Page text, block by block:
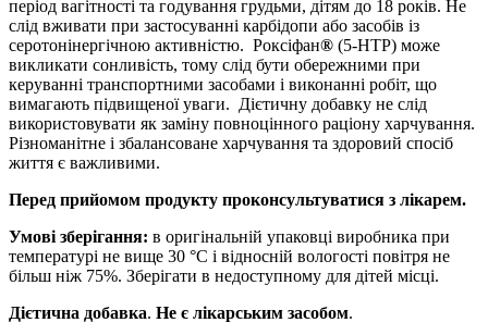
період вагітності та годування грудьми, дітям до 18 років. Не
слід вживати при застосуванні карбідопи або засобів із
серотонінергічною активністю. Роксіфан® (5-НТР) може
викликати сонливість, тому слід бути обережними при
керуванні транспортними засобами і виконанні робіт, що
вимагають підвищеної уваги. Дієтичну добавку не слід
використовувати як заміну повноцінного раціону харчування.
Різноманітне і збалансоване харчування та здоровий спосіб
життя є важливими.
Перед прийомом продукту проконсультуватися з лікарем.
Умові зберігання: в оригінальній упаковці виробника при
температурі не вище 30 °С і відносній вологості повітря не
більш ніж 75%. Зберігати в недоступному для дітей місці.
Дієтична добавка. Не є лікарським засобом.